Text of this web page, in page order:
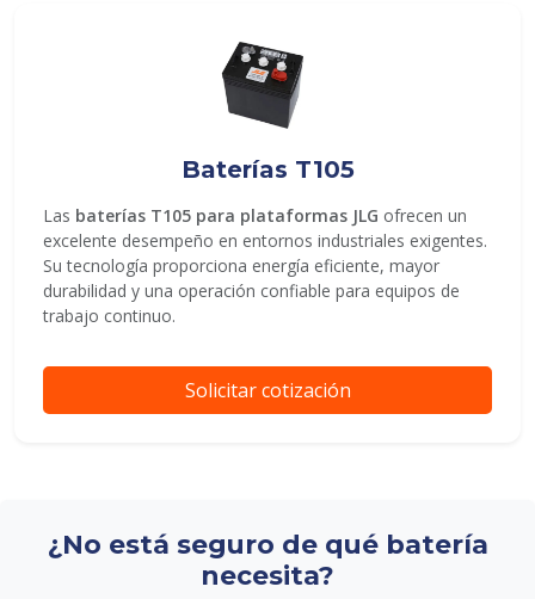
Baterías T105
Las baterías T105 para plataformas JLG ofrecen un
excelente desempeño en entornos industriales exigentes.
Su tecnología proporciona energía eficiente, mayor
durabilidad y una operación confiable para equipos de
trabajo continuo.
Solicitar cotización
¿No está seguro de qué batería
necesita?